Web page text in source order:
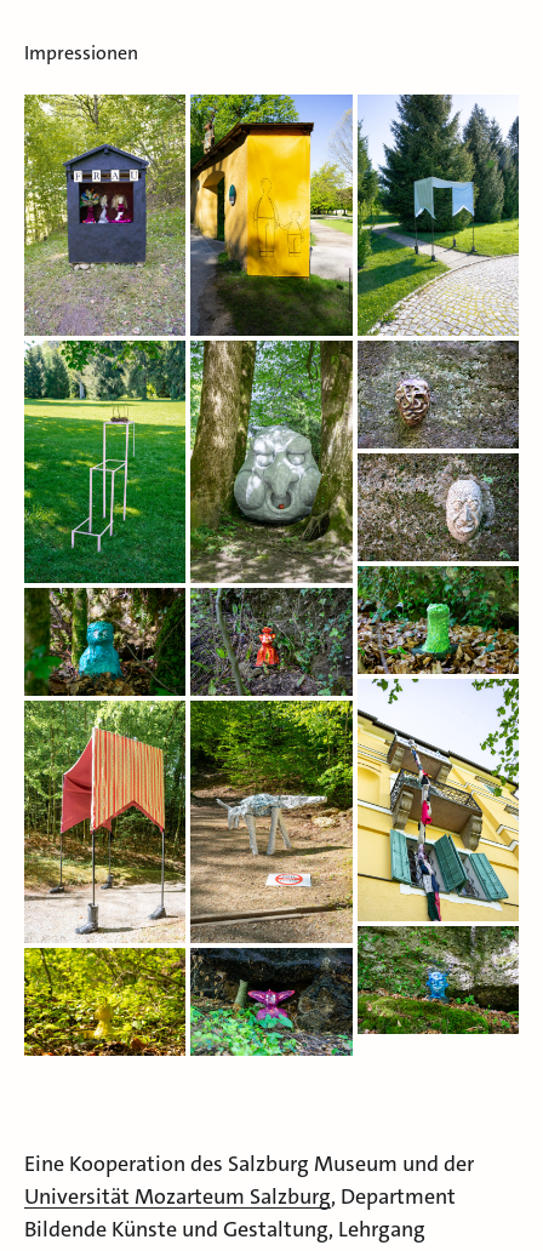
Impressionen
Eine Kooperation des Salzburg Museum und der
Universität Mozarteum Salzburg, Department
Bildende Künste und Gestaltung, Lehrgang